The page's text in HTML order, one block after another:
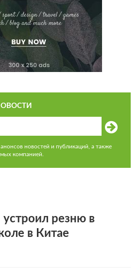
новостей и публикаций, а также
компанией.
резню в
в Китае